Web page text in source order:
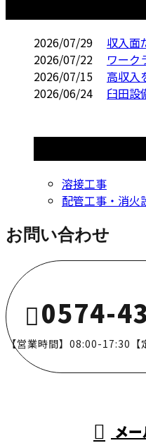
2026/07/29
収入面
2026/07/22
ワーク
2026/07/15
高収入
2026/06/24
臼田設
溶接工事
配管工事・消火
お問い合わせ
0574-
【営業時間】08:00-17:30
メ